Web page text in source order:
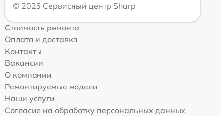
© 2026 Сервисный центр Sharp
Стоимость ремонта
Оплата и доставка
Контакты
Вакансии
О компании
Ремонтируемые модели
Наши услуги
Согласие на обработку персональных данных